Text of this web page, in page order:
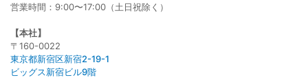
営業時間：9:00〜17:00（土日祝除く）
【本社】
〒160-0022
東京都新宿区新宿2-19-1
ビッグス新宿ビル9階